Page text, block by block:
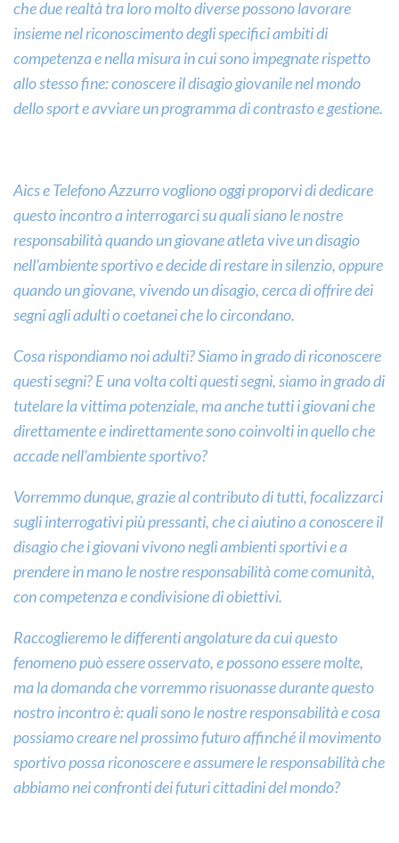
che due realtà tra loro molto diverse possono lavorare
insieme nel riconoscimento degli specifici ambiti di
competenza e nella misura in cui sono impegnate rispetto
allo stesso fine: conoscere il disagio giovanile nel mondo
dello sport e avviare un programma di contrasto e gestione.
Aics e Telefono Azzurro vogliono oggi proporvi di dedicare
questo incontro a interrogarci su quali siano le nostre
responsabilità quando un giovane atleta vive un disagio
nell’ambiente sportivo e decide di restare in silenzio, oppure
quando un giovane, vivendo un disagio, cerca di offrire dei
segni agli adulti o coetanei che lo circondano.
Cosa rispondiamo noi adulti? Siamo in grado di riconoscere
questi segni? E una volta colti questi segni, siamo in grado di
tutelare la vittima potenziale, ma anche tutti i giovani che
direttamente e indirettamente sono coinvolti in quello che
accade nell’ambiente sportivo?
Vorremmo dunque, grazie al contributo di tutti, focalizzarci
sugli interrogativi più pressanti, che ci aiutino a conoscere il
disagio che i giovani vivono negli ambienti sportivi e a
prendere in mano le nostre responsabilità come comunità,
con competenza e condivisione di obiettivi.
Raccoglieremo le differenti angolature da cui questo
fenomeno può essere osservato, e possono essere molte,
ma la domanda che vorremmo risuonasse durante questo
nostro incontro è: quali sono le nostre responsabilità e cosa
possiamo creare nel prossimo futuro affinché il movimento
sportivo possa riconoscere e assumere le responsabilità che
abbiamo nei confronti dei futuri cittadini del mondo?